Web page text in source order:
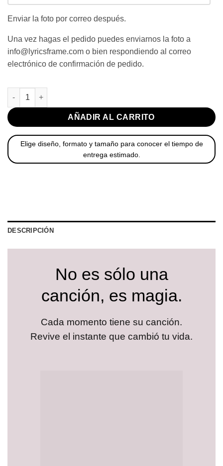
Enviar la foto por correo después.
Una vez hagas el pedido puedes enviarnos la foto a
info@lyricsframe.com o bien respondiendo al correo
electrónico de confirmación de pedido.
Fotografía con Letra de Canción cantidad
AÑADIR AL CARRITO
Elige diseño, formato y tamaño para conocer el tiempo de
entrega estimado.
DESCRIPCIÓN
No es sólo una
canción, es magia.
Cada momento tiene su canción.
Revive el instante que cambió tu vida.